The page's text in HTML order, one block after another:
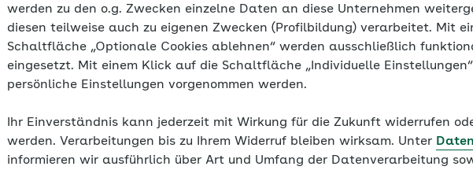
Wenn der Therapieerfolg ausbleibt
Aussichtslose Fälle gibt es
Von einer „therapieresistenten Hypertonie“ spricht
mindestens drei verschiedenen Medikamenten
werden zu den o.g. Zwecken einzelne Daten an diese Unternehmen
diesen teilweise auch zu eigenen Zwecken (Profilbildung) verarbeitet. Mit
Schaltfläche „Optionale Cookies ablehnen“ werden ausschließlich
eingesetzt. Mit einem Klick auf die Schaltfläche „Individuelle
persönliche Einstellungen vorgenommen werden.
Ihr Einverständnis kann jederzeit mit Wirkung für die Zukunft widerrufen
werden. Verarbeitungen bis zu Ihrem Widerruf bleiben wirksam. Unter
informieren wir ausführlich über Art und Umfang der Datenverarbeitung